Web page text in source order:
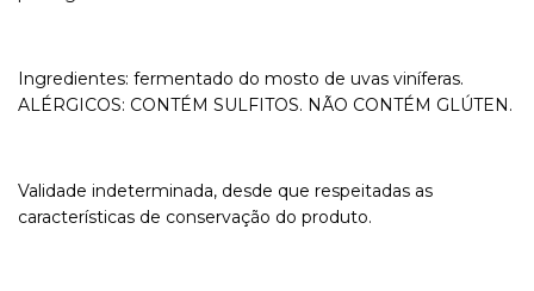
Ingredientes: fermentado do mosto de uvas viníferas.
ALÉRGICOS: CONTÉM SULFITOS. NÃO CONTÉM GLÚTEN.
Validade indeterminada, desde que respeitadas as
características de conservação do produto.